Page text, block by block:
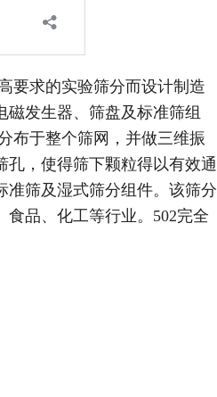
要求的实验筛分而设计制造
发生器、筛盘及标准筛组
布于整个筛网，并做三维振
，使得筛下颗粒得以有效通
准筛及湿式筛分组件。该筛分
品、化工等行业。502完全